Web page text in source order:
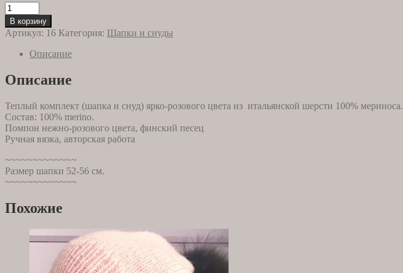
Количество
товара
Шапка
и
снуд
фуксия
В корзину
Артикул: 16 Категория: Шапки и снуды
Описание
Описание
Теплый комплект (шапка и снуд) ярко-розового цвета из итальянской шерсти 100% мериноса.
Состав: 100% merino.
Помпон нежно-розового цвета, финский песец
Ручная вязка, авторская работа
~~~~~~~~~~~~~
Размер шапки 52-56 см.
~~~~~~~~~~~~~
Похожие